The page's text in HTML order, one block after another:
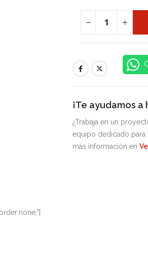
¡Te ayudamos
¿Trabaja en un
equipo dedicado para
más información en